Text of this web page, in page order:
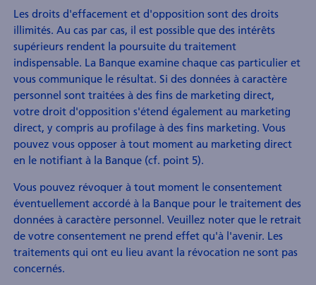
Les droits d'effacement et d'opposition sont des droits
illimités. Au cas par cas, il est possible que des intérêts
supérieurs rendent la poursuite du traitement
indispensable. La Banque examine chaque cas particulier et
vous communique le résultat. Si des données à caractère
personnel sont traitées à des fins de marketing direct,
votre droit d'opposition s'étend également au marketing
direct, y compris au profilage à des fins marketing. Vous
pouvez vous opposer à tout moment au marketing direct
en le notifiant à la Banque (cf. point 5).
Vous pouvez révoquer à tout moment le consentement
éventuellement accordé à la Banque pour le traitement des
données à caractère personnel. Veuillez noter que le retrait
de votre consentement ne prend effet qu'à l'avenir. Les
traitements qui ont eu lieu avant la révocation ne sont pas
concernés.